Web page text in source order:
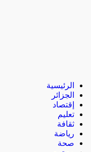
الرئيسية
الجزائر
إقتصاد
تعليم
ثقافة
رياضة
صحة